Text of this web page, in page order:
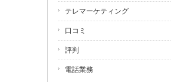
テレマーケティング
口コミ
評判
電話業務